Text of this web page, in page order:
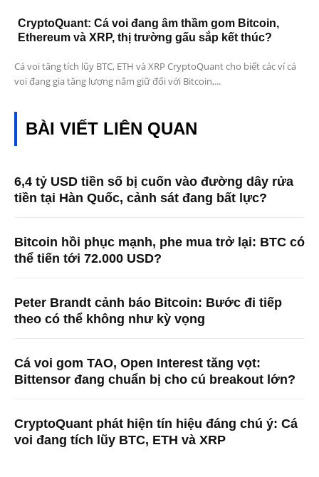
CryptoQuant: Cá voi đang âm thầm gom Bitcoin,
Ethereum và XRP, thị trường gấu sắp kết thúc?
Cá voi tăng tích lũy BTC, ETH và XRP CryptoQuant cho biết các ví cá
voi đang gia tăng lượng nắm giữ đối với Bitcoin,...
BÀI VIẾT LIÊN QUAN
6,4 tỷ USD tiền số bị cuốn vào đường dây rửa
tiền tại Hàn Quốc, cảnh sát đang bất lực?
Bitcoin hồi phục mạnh, phe mua trở lại: BTC có
thể tiến tới 72.000 USD?
Peter Brandt cảnh báo Bitcoin: Bước đi tiếp
theo có thể không như kỳ vọng
Cá voi gom TAO, Open Interest tăng vọt:
Bittensor đang chuẩn bị cho cú breakout lớn?
CryptoQuant phát hiện tín hiệu đáng chú ý: Cá
voi đang tích lũy BTC, ETH và XRP